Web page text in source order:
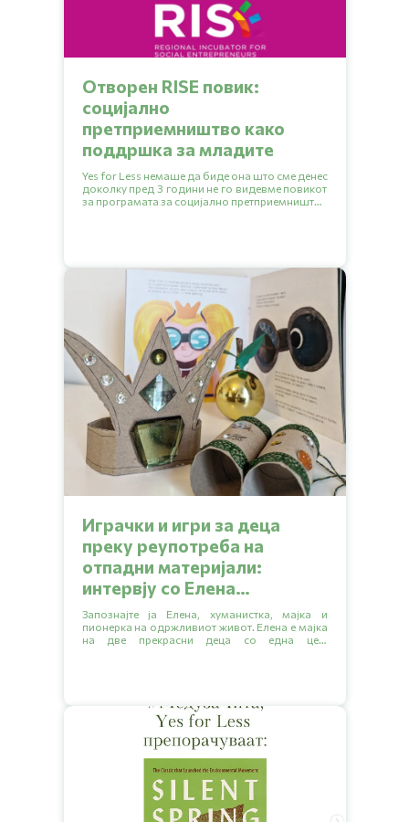
Отворен RISE повик:
социјално
претприемништво како
поддршка за младите
Yes for Less немаше да биде она што сме денес
доколку пред 3 години не го видевме повикот
за програмата за социјално претприемништво
Играчки и игри за деца
преку реупотреба на
отпадни материјали:
интервју со Елена
Стојчевска
Запознајте ја Елена, хуманистка, мајка и
пионерка на одржливиот живот. Елена е мајка
на две прекрасни деца со една цел: